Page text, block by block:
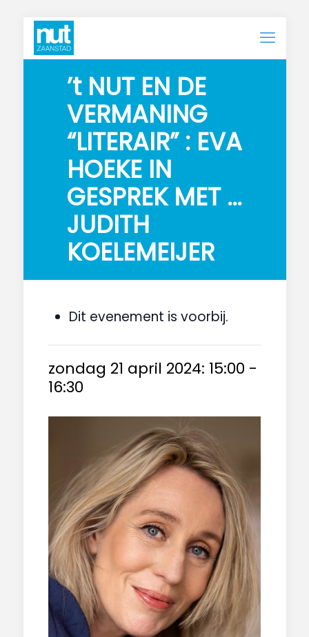
’t NUT EN DE
VERMANING
“LITERAIR” : EVA
HOEKE IN
GESPREK MET …
JUDITH
KOELEMEIJER
Dit evenement is voorbij.
zondag 21 april 2024: 15:00 -
16:30